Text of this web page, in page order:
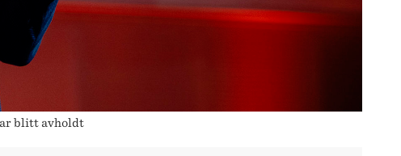
blitt avholdt